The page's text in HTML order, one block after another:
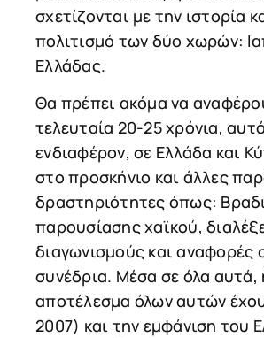
σχετίζονται με την ιστορία
πολιτισμό των δύο χωρών:
Ελλάδας.
Θα πρέπει ακόμα να
τελευταία 20-25 χρόνια,
ενδιαφέρον, σε Ελλάδα και
στο προσκήνιο και άλλες
δραστηριότητες όπως:
παρουσίασης χαϊκού,
διαγωνισμούς και αναφορές
συνέδρια. Μέσα σε όλα αυτά,
αποτέλεσμα όλων αυτών
2007) και την εμφάνιση του